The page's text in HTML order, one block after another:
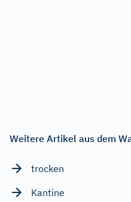
Weitere Artikel aus dem
trocken
Kantine